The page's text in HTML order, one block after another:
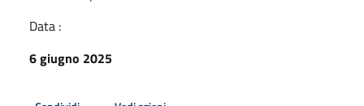
Data :
6 giugno 2025